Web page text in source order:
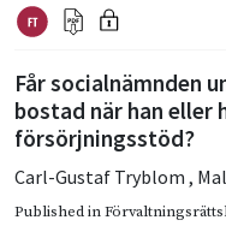
Får socialnämnden
bostad när han eller
försörjningsstöd?
Carl-Gustaf Tryblom ,
Published in